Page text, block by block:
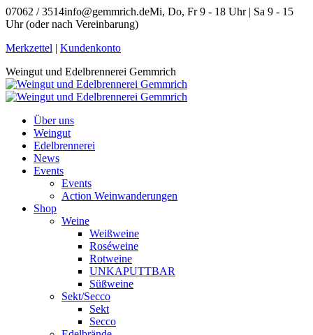
Zum
Inhalt
07062 / 3514info@gemmrich.deMi, Do, Fr 9 - 18 Uhr | Sa 9 - 15
Uhr (oder nach Vereinbarung)
Facebook
opens
in
new
Instagram
opens
in
new
Merkzettel | Kundenkonto
Weingut und Edelbrennerei Gemmrich
Über uns
Weingut
Edelbrennerei
News
Events
Events
Action Weinwanderungen
Shop
Weine
Weißweine
Roséweine
Rotweine
UNKAPUTTBAR
Süßweine
Sekt/Secco
Sekt
Secco